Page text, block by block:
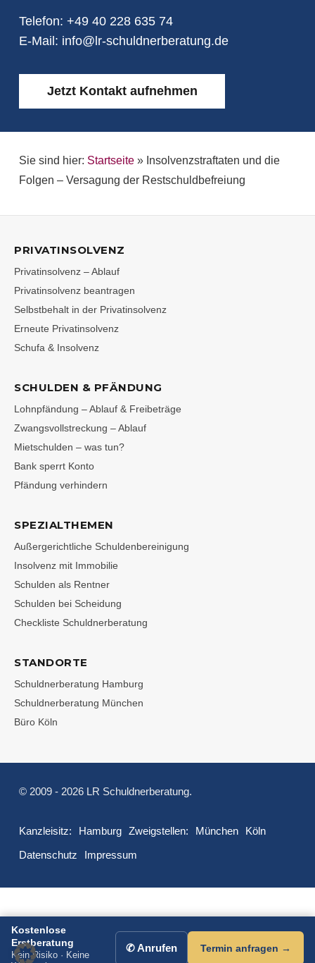
Telefon: +49 40 228 635 74
E-Mail: info@lr-schuldnerberatung.de
Jetzt Kontakt aufnehmen
Sie sind hier: Startseite » Insolvenzstraftaten und die
Folgen – Versagung der Restschuldbefreiung
PRIVATINSOLVENZ
Privatinsolvenz – Ablauf
Privatinsolvenz beantragen
Selbstbehalt in der Privatinsolvenz
Erneute Privatinsolvenz
Schufa & Insolvenz
SCHULDEN & PFÄNDUNG
Lohnpfändung – Ablauf & Freibeträge
Zwangsvollstreckung – Ablauf
Mietschulden – was tun?
Bank sperrt Konto
Pfändung verhindern
SPEZIALTHEMEN
Außergerichtliche Schuldenbereinigung
Insolvenz mit Immobilie
Schulden als Rentner
Schulden bei Scheidung
Checkliste Schuldnerberatung
STANDORTE
Schuldnerberatung Hamburg
Schuldnerberatung München
Büro Köln
© 2009 - 2026 LR Schuldnerberatung.
Kanzleisitz: Hamburg Zweigstellen: München
Köln
Datenschutz
Impressum
Kostenlose
Erstberatung
Kein Risiko · Keine
✆ Anrufen Termin anfragen →